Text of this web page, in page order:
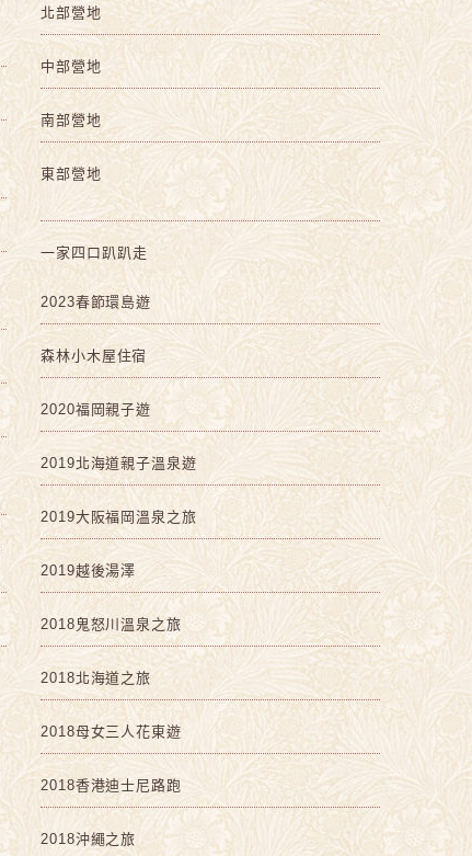
北部營地
中部營地
南部營地
東部營地
一家四口趴趴走
2023春節環島遊
森林小木屋住宿
2020福岡親子遊
2019北海道親子溫泉遊
2019大阪福岡溫泉之旅
2019越後湯澤
2018鬼怒川溫泉之旅
2018北海道之旅
2018母女三人花東遊
2018香港迪士尼路跑
2018沖繩之旅